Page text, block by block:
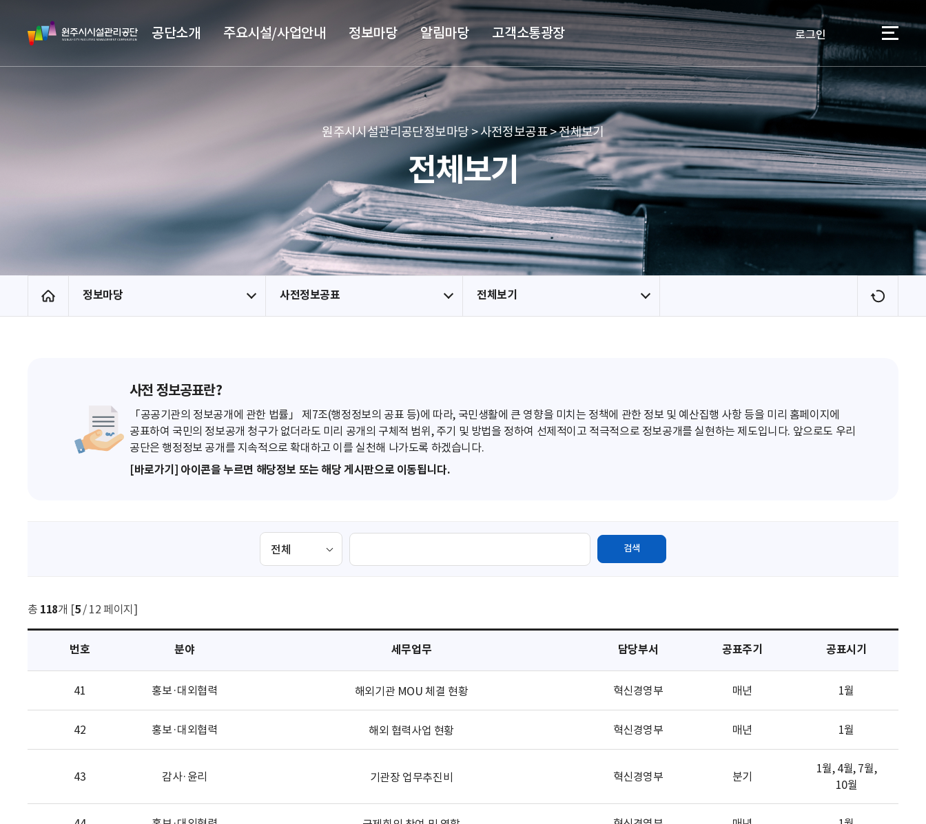
본문 바로가기
메뉴 바로가기
원
주
시
관
단
공단소개 주요시설/사업안내 정보마당 알림마당 고객소통광장 로그인 이용자
원주시시설관리공단정보마당 > 사전정보공표 > 전체보기
전체보기
홈 정보마당 사전정보공표 전체보기
새
로
사전 정보공표란?
「공공기관의 정보공개에 관한 법률」 제7조(행정정보의 공표 등)에 따라, 국민생활에 큰 영향을 미치는 정책에 관한 정보 및 예산집행 사항 등을 미리 홈페이지에
공표하여 국민의 정보공개 청구가 없더라도 미리 공개의 구체적 범위, 주기 및 방법을 정하여 선제적이고 적극적으로 정보공개를 실현하는 제도입니다. 앞으로도 우리
공단은 행정정보 공개를 지속적으로 확대하고 이를 실천해 나가도록 하겠습니다.
[바로가기] 아이콘을 누르면 해당정보 또는 해당 게시판으로 이동됩니다.
검
검색
총 118개 [5/ 12 페이지]
번호 분야 세무업무 담당부서 공표주기 공표시기
41 홍보·대외협력 해외기관 MOU 체결 현황 혁신경영부 매년 1월
42 홍보·대외협력 해외 협력사업 현황 혁신경영부 매년 1월
43 감사·윤리 기관장 업무추진비 혁신경영부 분기
1월, 4월, 7월,
10월